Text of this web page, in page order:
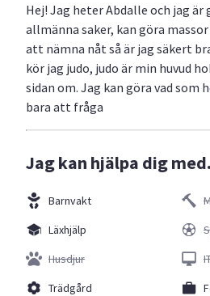
Hej! Jag heter Abdalle och jag är
allmänna saker, kan göra massor
att nämna nåt så är jag säkert
kör jag judo, judo är min huvud
sidan om. Jag kan göra vad som
bara att fråga
Jag kan hjälpa dig
Barnvakt
Läxhjälp
Husdjur
Trädgård